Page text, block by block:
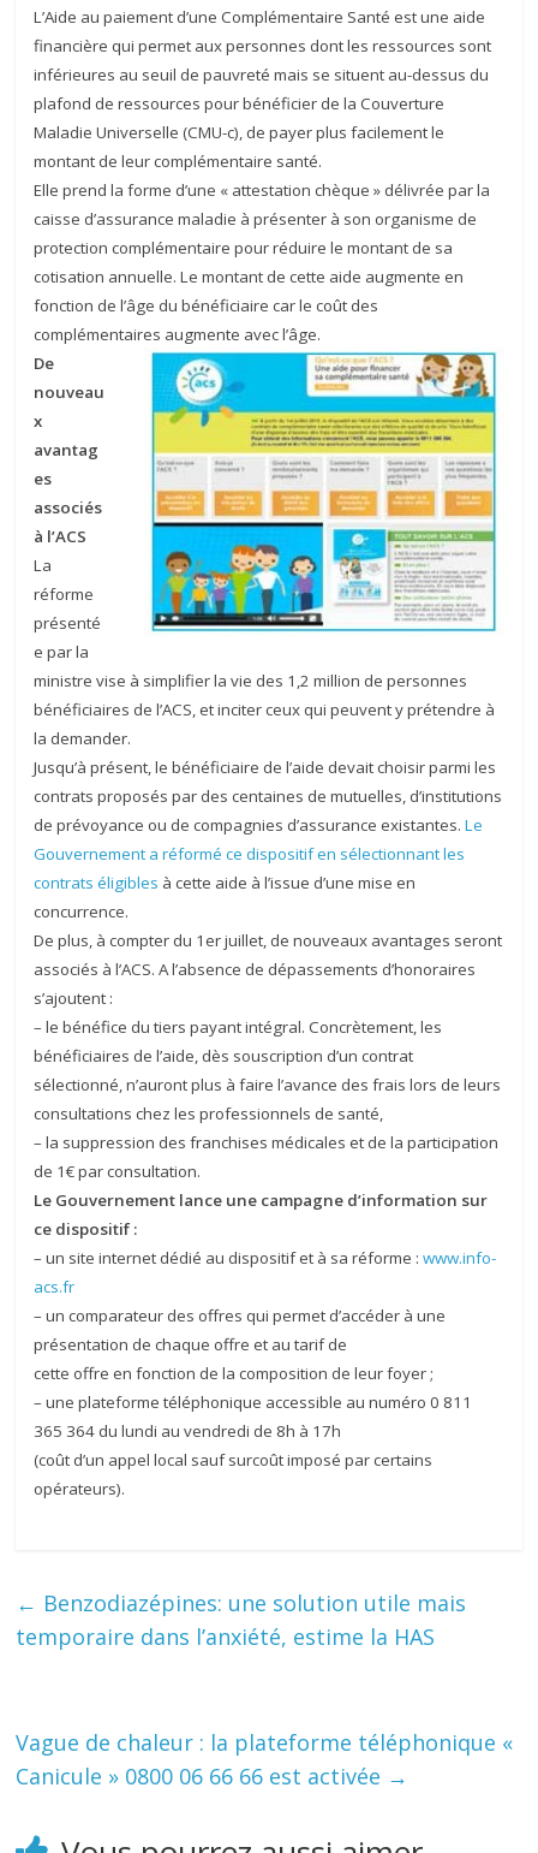
L’Aide au paiement d’une Complémentaire Santé est une aide
financière qui permet auxpersonnes dont les ressources sont
inférieures au seuil de pauvreté mais se situent au-dessus du
plafond de ressources pour bénéficier de la Couverture
Maladie Universelle (CMU-c), de payerplus facilement le
montant de leur complémentaire santé.
Elle prend la forme d’une « attestation chèque » délivrée par la
caisse d’assurance maladie àprésenter à son organisme de
protection complémentaire pour réduire le montant de sa
cotisation annuelle. Le montant de cette aide augmente en
fonction de l’âge du bénéficiaire car le coût des
complémentaires augmente avec l’âge.
De
nouveau
x
avantag
es
associés
à l’ACS
La
réforme
présenté
e par la
ministre vise à simplifier la vie des 1,2 million de personnes
bénéficiaires de l’ACS, et inciter ceux qui peuvent y prétendre à
la demander.
Jusqu’à présent, le bénéficiaire de l’aide devait choisir parmi les
contrats proposés par des centaines de mutuelles, d’institutions
de prévoyance ou de compagnies d’assurance existantes.Le
Gouvernement a réformé ce dispositif en sélectionnant les
contrats éligibles à cette aide à l’issue d’une mise en
concurrence.
De plus, à compter du 1er juillet, de nouveaux avantages seront
associés à l’ACS. A l’absence de dépassements d’honoraires
s’ajoutent :
– le bénéfice du tiers payant intégral. Concrètement, les
bénéficiaires de l’aide, dès souscription d’un contrat
sélectionné, n’auront plus à faire l’avance des frais lors de leurs
consultations chez lesprofessionnels de santé,
– la suppression des franchises médicales et de la participation
de 1€ par consultation.
Le Gouvernement lance une campagne d’information sur
ce dispositif :
– un site internet dédié au dispositif et à sa réforme :www.info-
acs.fr
– un comparateur des offres qui permet d’accéder à une
présentation de chaque offre et au tarif de
cette offre en fonction de la composition de leur foyer ;
– une plateforme téléphonique accessible au numéro 0 811
365 364 du lundi au vendredi de 8h à 17h
(coût d’un appel local sauf surcoût imposé par certains
opérateurs).
← Benzodiazépines: une solution utile mais
temporaire dans l’anxiété, estime la HAS
Vague de chaleur : la plateforme téléphonique «
Canicule » 0800 06 66 66 est activée →